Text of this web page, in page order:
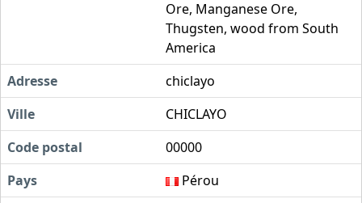
Ore, Manganese Ore,
Thugsten, wood from South
America
Adresse
chiclayo
Ville
CHICLAYO
Code postal
00000
Pays
Pérou